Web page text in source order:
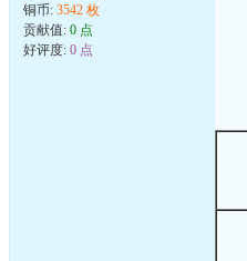
铜币: 3542 枚
贡献值: 0 点
好评度: 0 点